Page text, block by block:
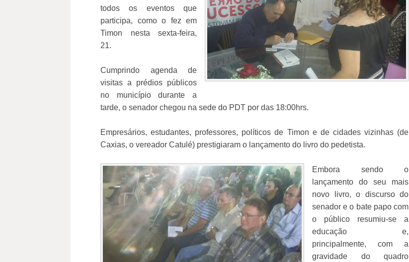
todos os eventos que
participa, como o fez em
Timon nesta sexta-feira,
21.
Cumprindo agenda de
visitas a prédios públicos
no município durante a
tarde, o senador chegou na sede do PDT por das 18:00hrs.
Empresários, estudantes, professores, políticos de Timon e de cidades vizinhas (de
Caxias, o vereador Catulé) prestigiaram o lançamento do livro do pedetista.
Embora sendo o
lançamento do seu mais
novo livro, o discurso do
senador e o bate papo com
o público resumiu-se a
educação e,
principalmente, com a
gravidade do quadro